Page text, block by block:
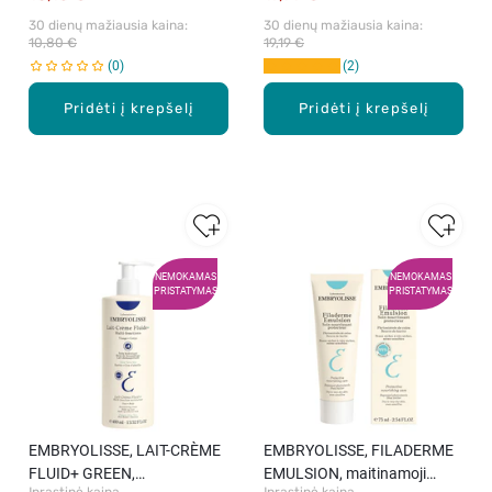
Pridėti į krepšelį
30 dienų mažiausia kaina:
10,80 €
0
Pridėti į krepšelį
30 dienų mažiausia kaina:
19,19 €
2
NEMOKAMAS
PRISTATYMAS
EMBRYOLISSE, LAIT-CRÈME
FLUID+ GREEN,
NEMOKAMAS
PRISTATYMAS
EMBRYOLISSE, FILADERME
EMULSION, maitinamoji